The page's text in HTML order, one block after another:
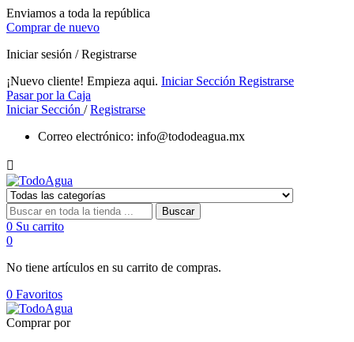
Enviamos a toda la república
Comprar de nuevo
Iniciar sesión / Registrarse
¡Nuevo cliente! Empieza aqui. Iniciar Sección Registrarse
Pasar por la Caja
Iniciar Sección /Registrarse
Correo electrónico: info@tododeagua.mx

Buscar
0 Su carrito
0
No tiene artículos en su carrito de compras.
0 Favoritos
Comprar por